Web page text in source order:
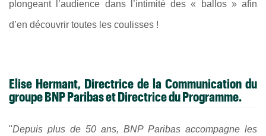
plongeant l’audience dans l’intimité des « ballos » afin
d’en découvrir toutes les coulisses !
Elise Hermant, Directrice de la Communication du
groupe BNP Paribas et Directrice du Programme.
"Depuis plus de 50 ans, BNP Paribas accompagne les